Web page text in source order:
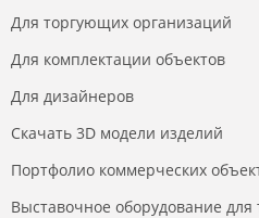
Для торгующих организаций
Для комплектации объектов
Для дизайнеров
Скачать 3D модели изделий
Портфолио коммерческих
Выставочное оборудование